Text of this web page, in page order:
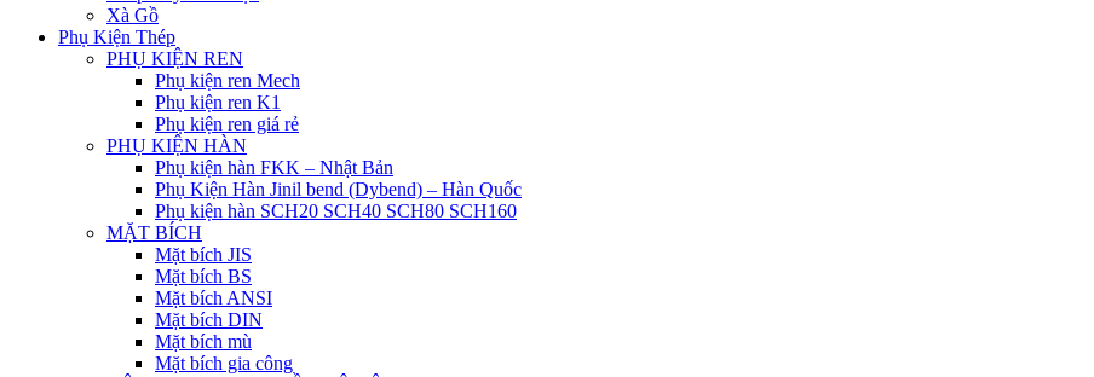
Xà Gồ
Phụ Kiện Thép
PHỤ KIỆN REN
Phụ kiện ren Mech
Phụ kiện ren K1
Phụ kiện ren giá rẻ
PHỤ KIỆN HÀN
Phụ kiện hàn FKK – Nhật Bản
Phụ Kiện Hàn Jinil bend (Dybend) – Hàn Quốc
Phụ kiện hàn SCH20 SCH40 SCH80 SCH160
MẶT BÍCH
Mặt bích JIS
Mặt bích BS
Mặt bích ANSI
Mặt bích DIN
Mặt bích mù
Mặt bích gia công